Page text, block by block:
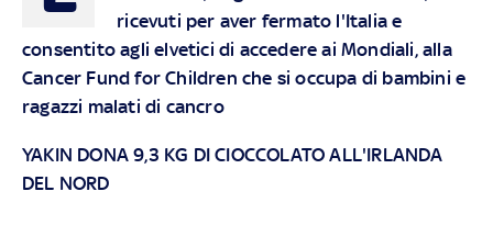
ricevuti per aver fermato l'Italia e
consentito agli elvetici di accedere ai Mondiali, alla
Cancer Fund for Children che si occupa di bambini e
ragazzi malati di cancro
YAKIN DONA 9,3 KG DI CIOCCOLATO ALL'IRLANDA
DEL NORD